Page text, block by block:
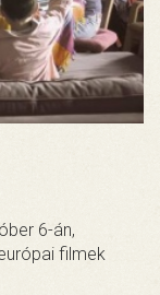
6-án,
filmek